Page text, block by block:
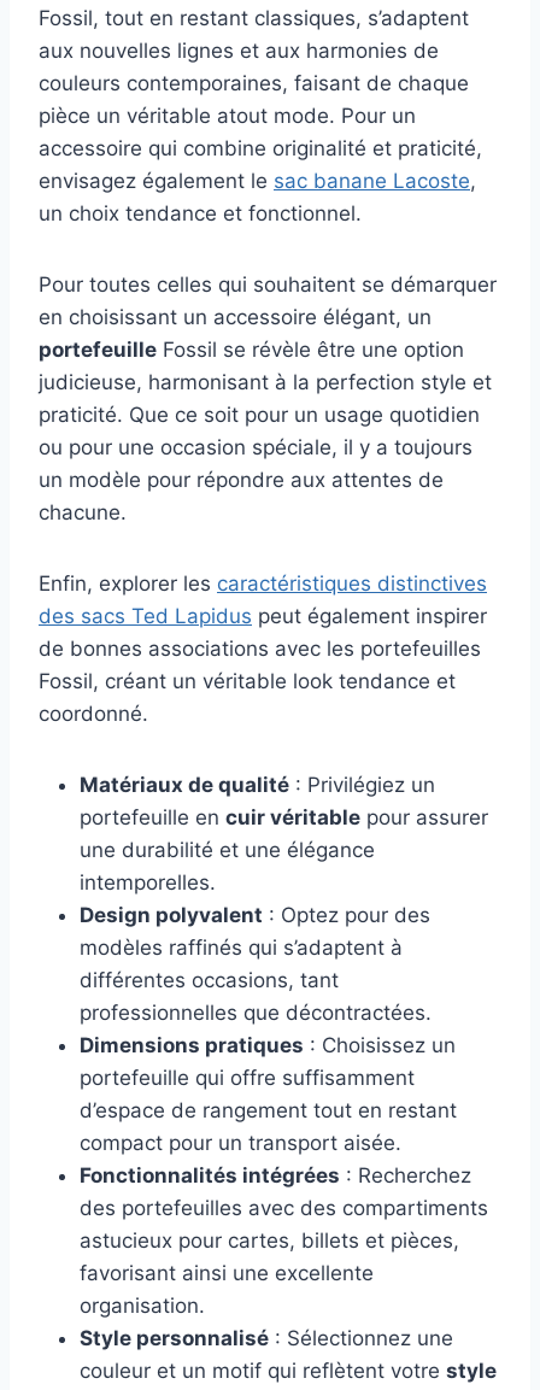
Fossil, tout en restant classiques, s’adaptent
aux nouvelles lignes et aux harmonies de
couleurs contemporaines, faisant de chaque
pièce un véritable atout mode. Pour un
accessoire qui combine originalité et praticité,
envisagez également le sac banane Lacoste,
un choix tendance et fonctionnel.
Pour toutes celles qui souhaitent se démarquer
en choisissant un accessoire élégant, un
portefeuille Fossil se révèle être une option
judicieuse, harmonisant à la perfection style et
praticité. Que ce soit pour un usage quotidien
ou pour une occasion spéciale, il y a toujours
un modèle pour répondre aux attentes de
chacune.
Enfin, explorer les caractéristiques distinctives
des sacs Ted Lapidus peut également inspirer
de bonnes associations avec les portefeuilles
Fossil, créant un véritable look tendance et
coordonné.
Matériaux de qualité : Privilégiez un
portefeuille en cuir véritable pour assurer
une durabilité et une élégance
intemporelles.
Design polyvalent : Optez pour des
modèles raffinés qui s’adaptent à
différentes occasions, tant
professionnelles que décontractées.
Dimensions pratiques : Choisissez un
portefeuille qui offre suffisamment
d’espace de rangement tout en restant
compact pour un transport aisée.
Fonctionnalités intégrées : Recherchez
des portefeuilles avec des compartiments
astucieux pour cartes, billets et pièces,
favorisant ainsi une excellente
organisation.
Style personnalisé : Sélectionnez une
couleur et un motif qui reflètent votre style